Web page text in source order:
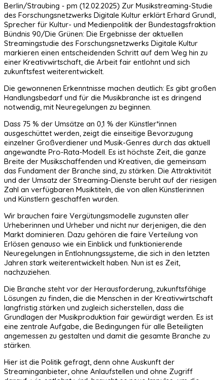
Berlin/Straubing - pm (12.02.2025) Zur Musikstreaming-Studie
des Forschungsnetzwerks Digitale Kultur erklärt Erhard Grundl,
Sprecher für Kultur- und Medienpolitik der Bundestagsfraktion
Bündnis 90/Die Grünen: Die Ergebnisse der aktuellen
Streamingstudie des Forschungsnetzwerks Digitale Kultur
markieren einen entscheidenden Schritt auf dem Weg hin zu
einer Kreativwirtschaft, die Arbeit fair entlohnt und sich
zukunftsfest weiterentwickelt.
Die gewonnenen Erkenntnisse machen deutlich: Es gibt großen
Handlungsbedarf und für die Musikbranche ist es dringend
notwendig, mit Neuregelungen zu beginnen.
Dass 75 % der Umsätze an 0,1 % der Künstler*innen
ausgeschüttet werden, zeigt die einseitige Bevorzugung
einzelner Großverdiener und Musik-Genres durch das aktuell
angewandte Pro-Rata-Modell. Es ist höchste Zeit, die ganze
Breite der Musikschaffenden und Kreativen, die gemeinsam
das Fundament der Branche sind, zu stärken. Die Attraktivität
und der Umsatz der Streaming-Dienste beruht auf der riesigen
Zahl an verfügbaren Musiktiteln, die von allen Künstlerinnen
und Künstlern geschaffen wurden.
Wir brauchen faire Vergütungsmodelle zugunsten aller
Urheberinnen und Urheber und nicht nur derjenigen, die den
Markt dominieren. Dazu gehören die faire Verteilung von
Erlösen genauso wie ein Einblick und funktionierende
Neuregelungen in Entlohnungssysteme, die sich in den letzten
Jahren stark weiterentwickelt haben. Nun ist es Zeit,
nachzuziehen.
Die Branche steht vor der Herausforderung, zukunftsfähige
Lösungen zu finden, die die Menschen in der Kreativwirtschaft
langfristig stärken und zugleich sicherstellen, dass die
Grundlagen der Musikproduktion fair gewürdigt werden. Es ist
eine zentrale Aufgabe, die Bedingungen für alle Beteiligten
angemessen zu gestalten und damit die gesamte Branche zu
stärken.
Hier ist die Politik gefragt, denn ohne Auskunft der
Streaminganbieter, ohne Anlaufstellen und ohne Zugriff